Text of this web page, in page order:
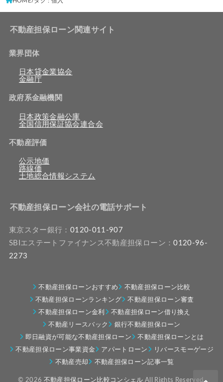
不動産担保ローン関連サイト
業界団体
日本貸金業協会
金融庁
政府系金融機関
日本政策金融公庫
全国信用保証協会連合会
不動産評価
公示地価
路線価
土地総合情報システム
不動産担保ローン会社の電話サポート
東京スター銀行： 0120-011-907
SBIエステートファイナンス不動産担保ローン：0120-96-
2273
不動産担保ローンおすすめ
不動産担保ローン比較
不動産担保ローンランキング
不動産担保ローン審査
不動産担保ローン金利
不動産担保ローン借り換え
不動産リースバック
銀行不動産担保ローン
即日融資が可能な不動産担保ローン
不動産担保ローンとは
不動産担保ローン事業資金
アパートローン
リバースモーゲージ
不動産売却
不動産担保ローン記事一覧
© 2026 不動産担保ローン比較コンシェル All Rights Reserved.